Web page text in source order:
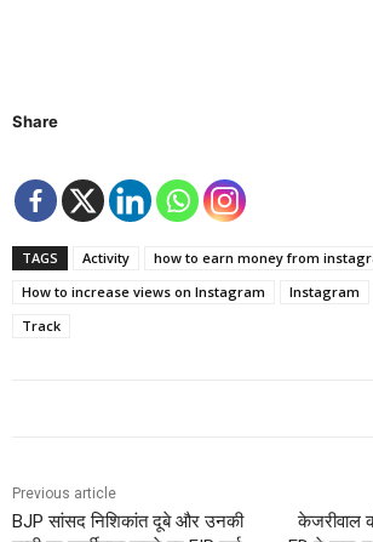
Share
TAGS Activity
how to earn money from
How to increase views on Instagram
Instagram
Track
Previous article
BJP सांसद निशिकांत दूबे और उनकी
केजरीवाल